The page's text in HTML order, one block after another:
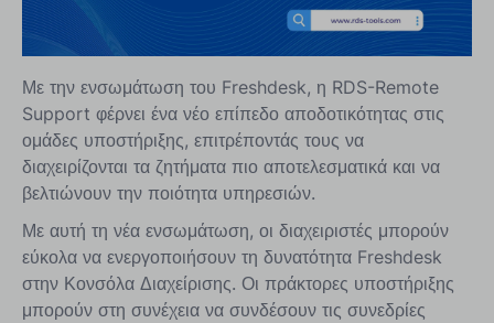
Με την ενσωμάτωση του Freshdesk, η RDS-Remote
Support φέρνει ένα νέο επίπεδο αποδοτικότητας στις
ομάδες υποστήριξης, επιτρέποντάς τους να
διαχειρίζονται τα ζητήματα πιο αποτελεσματικά και να
βελτιώνουν την ποιότητα υπηρεσιών.
Με αυτή τη νέα ενσωμάτωση, οι διαχειριστές μπορούν
εύκολα να ενεργοποιήσουν τη δυνατότητα Freshdesk
στην Κονσόλα Διαχείρισης. Οι πράκτορες υποστήριξης
μπορούν στη συνέχεια να συνδέσουν τις συνεδρίες